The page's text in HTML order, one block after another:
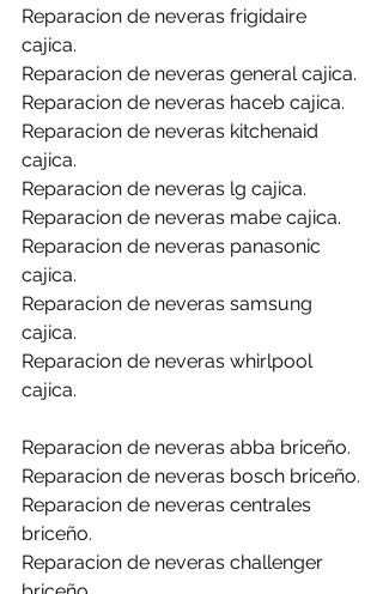
Reparacion de neveras frigidaire
cajica.
Reparacion de neveras general cajica.
Reparacion de neveras haceb cajica.
Reparacion de neveras kitchenaid
cajica.
Reparacion de neveras lg cajica.
Reparacion de neveras mabe cajica.
Reparacion de neveras panasonic
cajica.
Reparacion de neveras samsung
cajica.
Reparacion de neveras whirlpool
cajica.
Reparacion de neveras abba briceño.
Reparacion de neveras bosch briceño.
Reparacion de neveras centrales
briceño.
Reparacion de neveras challenger